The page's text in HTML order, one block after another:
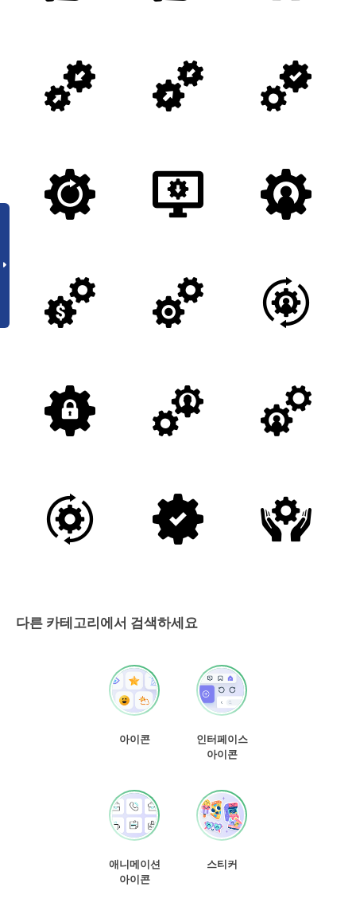
다른 카테고리에서 검색하세요
아이콘
인터페이스
아이콘
애니메이션
아이콘
스티커